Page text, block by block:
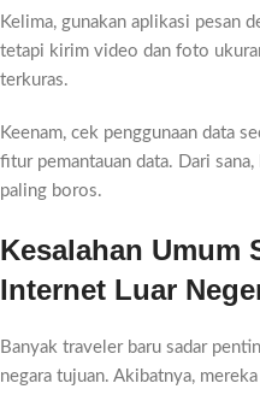
Kelima, gunakan aplikasi pesan
tetapi kirim video dan foto
terkuras.
Keenam, cek penggunaan data
fitur pemantauan data. Dari
paling boros.
Kesalahan Umum
Internet Luar
Banyak traveler baru sadar
negara tujuan. Akibatnya,